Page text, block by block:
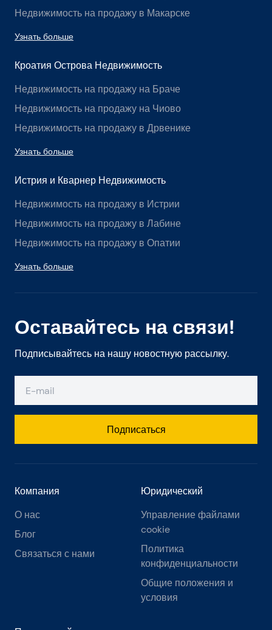
Оставайтесь на связи!
Подписывайтесь на нашу новостную рассылку.
Подписаться
Недвижимость на продажу в Макарске
Узнать больше
Кроатия Острова Недвижимость
Недвижимость на продажу на Браче
Недвижимость на продажу на Чиово
Недвижимость на продажу в Дрвенике
Узнать больше
Истрия и Кварнер Недвижимость
Недвижимость на продажу в Истрии
Недвижимость на продажу в Лабине
Недвижимость на продажу в Опатии
Узнать больше
Компания
О нас
Блог
Связаться с нами
Юридический
Управление файлами
cookie
Политика
конфиденциальности
Общие положения и
условия